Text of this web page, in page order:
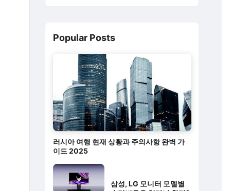
Popular Posts
러시아 여행 현재 상황과 주의사항 완벽 가
이드 2025
삼성, LG 모니터 모델별